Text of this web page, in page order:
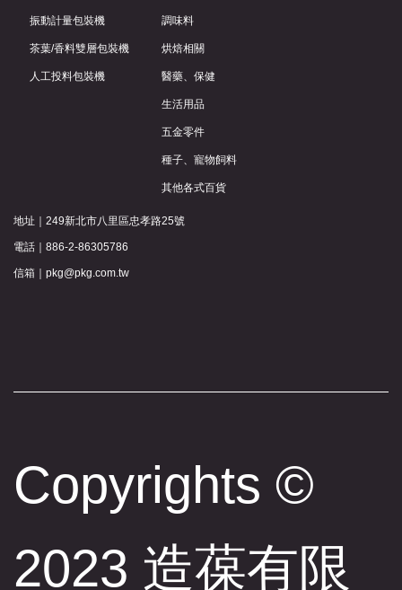
振動計量包裝機
茶葉/香料雙層包裝機
人工投料包裝機
調味料
烘焙相關
醫藥、保健
生活用品
五金零件
種子、寵物飼料
其他各式百貨
地址｜ 249新北市八里區忠孝路25號
電話｜ 886-2-86305786
信箱｜ pkg@pkg.com.tw
Copyrights ©
2023 造葆有限